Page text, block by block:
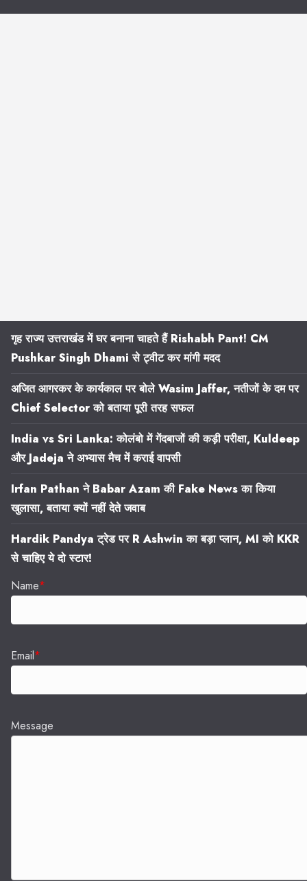
गृह राज्य उत्तराखंड में घर बनाना चाहते हैं Rishabh Pant! CM
Pushkar Singh Dhami से ट्वीट कर मांगी मदद
अजित आगरकर के कार्यकाल पर बोले Wasim Jaffer, नतीजों के दम पर
Chief Selector को बताया पूरी तरह सफल
India vs Sri Lanka: कोलंबो में गेंदबाजों की कड़ी परीक्षा, Kuldeep
और Jadeja ने अभ्यास मैच में कराई वापसी
Irfan Pathan ने Babar Azam की Fake News का किया
खुलासा, बताया क्यों नहीं देते जवाब
Hardik Pandya ट्रेड पर R Ashwin का बड़ा प्लान, MI को KKR
से चाहिए ये दो स्टार!
Name*
Email*
Message